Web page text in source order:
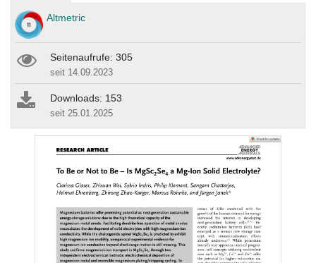
Altmetric
Seitenaufrufe: 305
seit 14.09.2023
Downloads: 153
seit 25.01.2025